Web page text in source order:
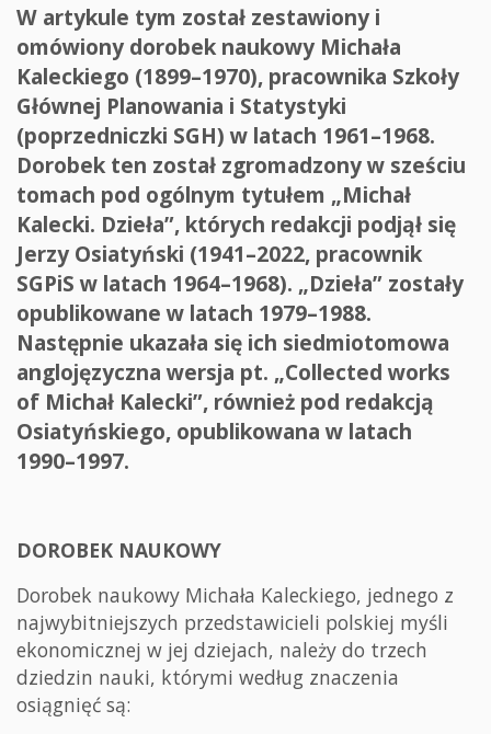
W artykule tym został zestawiony i
omówiony dorobek naukowy Michała
Kaleckiego (1899–1970), pracownika Szkoły
Głównej Planowania i Statystyki
(poprzedniczki SGH) w latach 1961–1968.
Dorobek ten został zgromadzony w sześciu
tomach pod ogólnym tytułem „Michał
Kalecki. Dzieła”, których redakcji podjął się
Jerzy Osiatyński (1941–2022, pracownik
SGPiS w latach 1964–1968). „Dzieła” zostały
opublikowane w latach 1979–1988.
Następnie ukazała się ich siedmiotomowa
anglojęzyczna wersja pt. „Collected works
of Michał Kalecki”, również pod redakcją
Osiatyńskiego, opublikowana w latach
1990–1997.
DOROBEK NAUKOWY
Dorobek naukowy Michała Kaleckiego, jednego z
najwybitniejszych przedstawicieli polskiej myśli
ekonomicznej w jej dziejach, należy do trzech
dziedzin nauki, którymi według znaczenia
osiągnięć są: